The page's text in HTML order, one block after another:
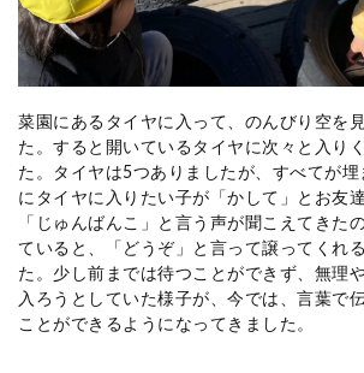
菜園にあるタイヤに入って、のんびり空を
た。すると開いているタイヤに次々と入り
た。タイヤは5つありましたが、すべてが
にタイヤに入りたい子が「かして」とお友
「じゅんばんこ」と言う声が聞こえてきた
ていると、「どうぞ」と言って譲ってくれ
た。少し前までは待つことができず、無理
入ろうとしていた様子が、今では、言葉で
ことができるようになってきました。